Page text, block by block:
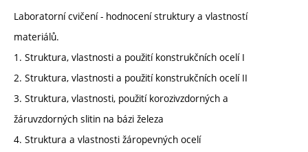
Laboratorní cvičení - hodnocení struktury a vlastností
materiálů.
1. Struktura, vlastnosti a použití konstrukčních ocelí I
2. Struktura, vlastnosti a použití konstrukčních ocelí II
3. Struktura, vlastnosti, použití korozivzdorných a
žáruvzdorných slitin na bázi železa
4. Struktura a vlastnosti žáropevných ocelí